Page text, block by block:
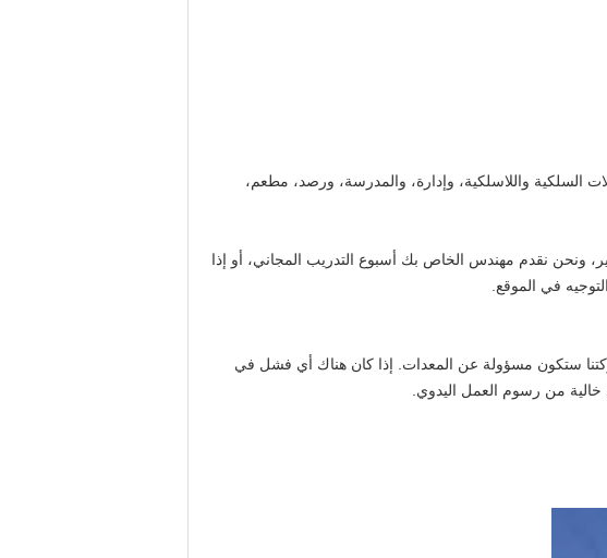
السلكية واللاسلكية، وإدارة، والمدرسة، ورصد، مطعم،
ونحن نقدم مهندس الخاص بك أسبوع التدريب المجاني، أو إذا
في الموقع.
ستكون مسؤولة عن المعدات.
إذا كان هناك أي فشل في
خالية من رسوم العمل اليدوي.